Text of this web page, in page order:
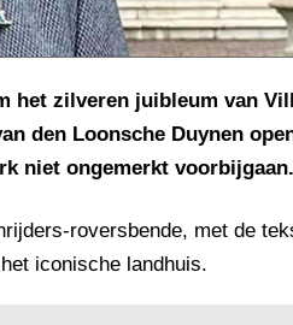
het zilveren juibleum van
den Loonsche Duynen
niet ongemerkt voorbijgaan.
roversbende, met de
iconische landhuis.